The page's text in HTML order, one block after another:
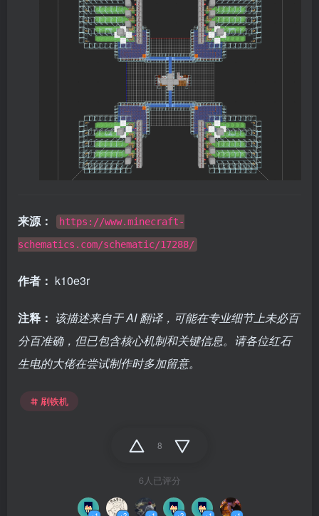
来源：
https://www.minecraft-
schematics.com/schematic/17288/
作者： k10e3r
注释： 该描述来自于 AI 翻译，可能在专业细节上未必百
分百准确，但已包含核心机制和关键信息。请各位红石
生电的大佬在尝试制作时多加留意。
刷铁机
8
6人已评分